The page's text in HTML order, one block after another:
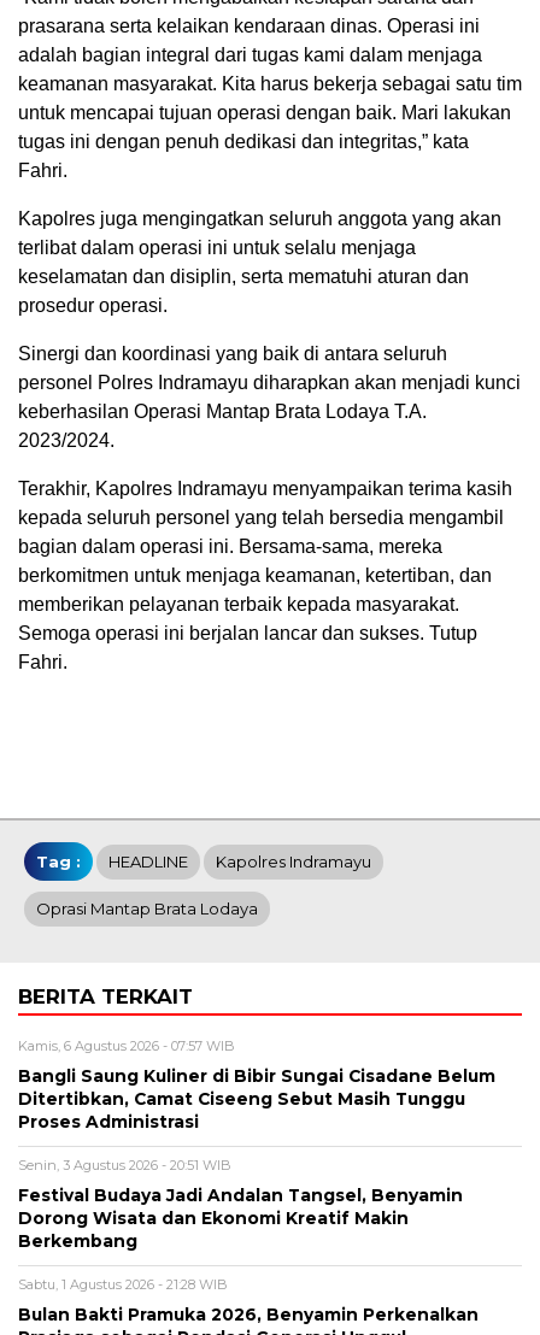
prasarana serta kelaikan kendaraan dinas. Operasi ini
adalah bagian integral dari tugas kami dalam menjaga
keamanan masyarakat. Kita harus bekerja sebagai satu tim
untuk mencapai tujuan operasi dengan baik. Mari lakukan
tugas ini dengan penuh dedikasi dan integritas,” kata
Fahri.
Kapolres juga mengingatkan seluruh anggota yang akan
terlibat dalam operasi ini untuk selalu menjaga
keselamatan dan disiplin, serta mematuhi aturan dan
prosedur operasi.
Sinergi dan koordinasi yang baik di antara seluruh
personel Polres Indramayu diharapkan akan menjadi kunci
keberhasilan Operasi Mantap Brata Lodaya T.A.
2023/2024.
Terakhir, Kapolres Indramayu menyampaikan terima kasih
kepada seluruh personel yang telah bersedia mengambil
bagian dalam operasi ini. Bersama-sama, mereka
berkomitmen untuk menjaga keamanan, ketertiban, dan
memberikan pelayanan terbaik kepada masyarakat.
Semoga operasi ini berjalan lancar dan sukses. Tutup
Fahri.
Tag : HEADLINE Kapolres Indramayu
Oprasi Mantap Brata Lodaya
BERITA TERKAIT
Kamis, 6 Agustus 2026 - 07:57 WIB
Bangli Saung Kuliner di Bibir Sungai Cisadane Belum
Ditertibkan, Camat Ciseeng Sebut Masih Tunggu
Proses Administrasi
Senin, 3 Agustus 2026 - 20:51 WIB
Festival Budaya Jadi Andalan Tangsel, Benyamin
Dorong Wisata dan Ekonomi Kreatif Makin
Berkembang
Sabtu, 1 Agustus 2026 - 21:28 WIB
Bulan Bakti Pramuka 2026, Benyamin Perkenalkan